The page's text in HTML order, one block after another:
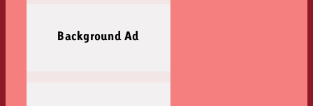
Background Ad